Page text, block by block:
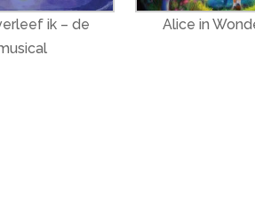
ik – de
Alice in